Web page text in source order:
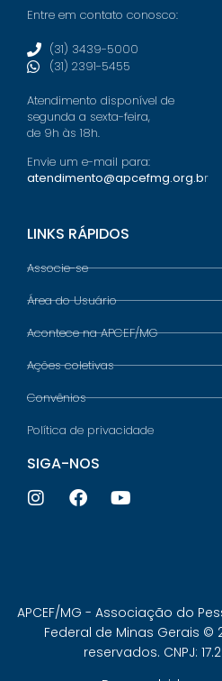
Entre em contato conosco:
(31) 3439-5000
(31) 2391-5455
Atendimento disponível de
segunda a sexta-feira,
de 9h às 18h.
Envie um e-mail para:
atendimento@apcefmg.org.br
LINKS RÁPIDOS
Associe-se
Área do Usuário
Acontece na APCEF/MG
Ações coletivas
Convênios
Política de privacidade
SIGA-NOS
APCEF/MG - Associação do
Federal de Minas Gerais ©
reservados. CNPJ: